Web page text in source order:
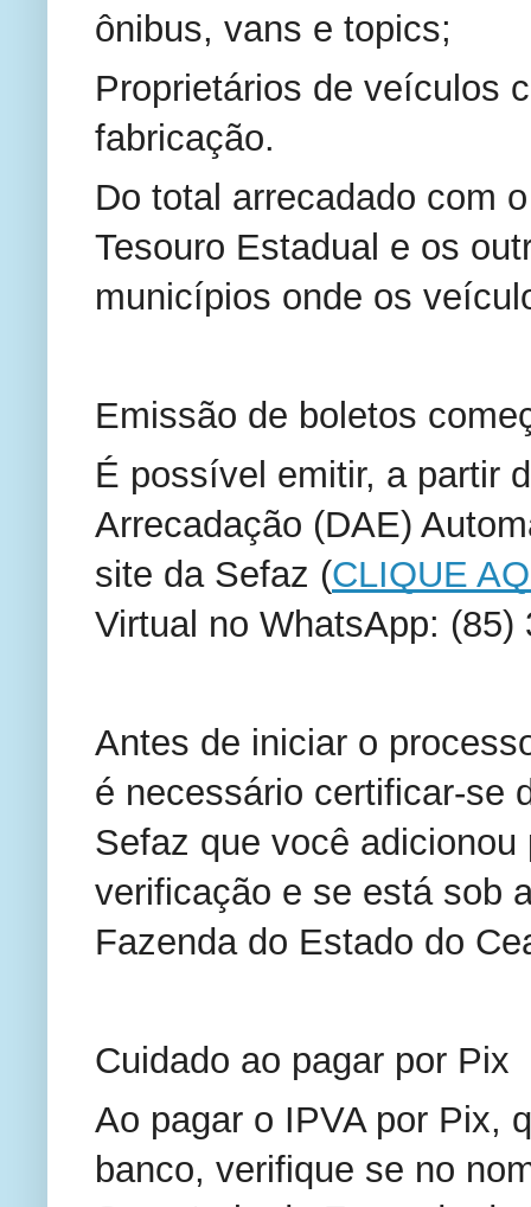
ônibus, vans e topics;
Proprietários de veículos
fabricação.
Do total arrecadado com
Tesouro Estadual e os
municípios onde os
Emissão de boletos
É possível emitir, a partir
Arrecadação (DAE)
site da Sefaz (CLIQUE
Virtual no WhatsApp: (85)
Antes de iniciar o
é necessário certificar-se
Sefaz que você
verificação e se está sob
Fazenda do Estado do
Cuidado ao pagar por Pix
Ao pagar o IPVA por Pix,
banco, verifique se no